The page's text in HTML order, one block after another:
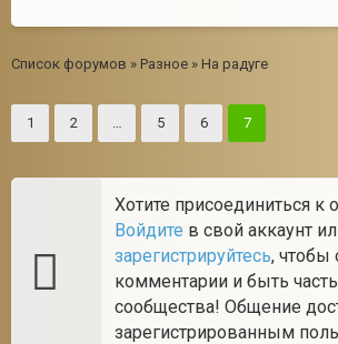
Список форумов » Разное » На радуге
1 2 … 5 6 7
Хотите присоединиться
Войдите в свой аккаунт
зарегистрируйтесь, чтобы
комментарии и быть
сообщества! Общение
зарегистрированным